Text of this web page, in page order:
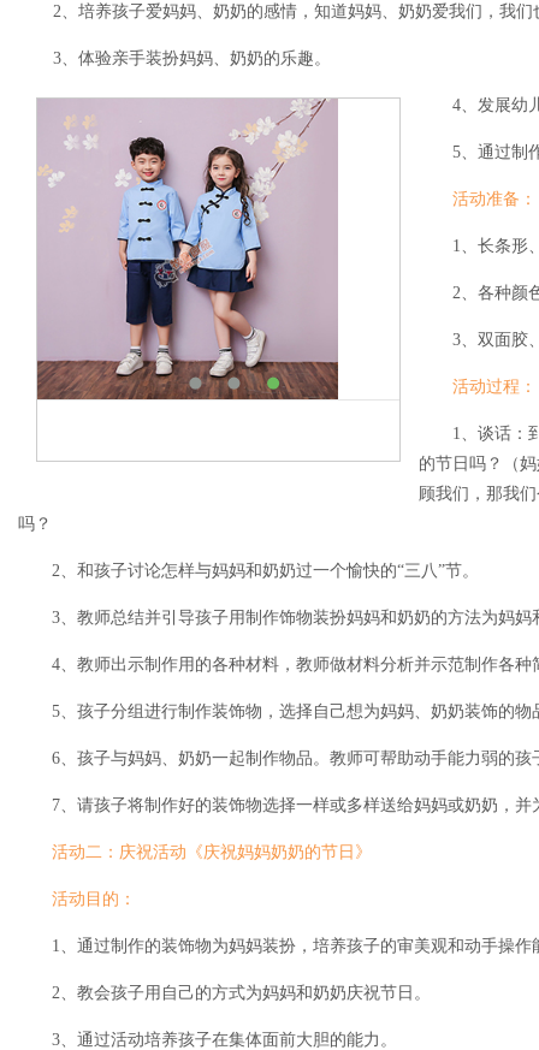
2、培养孩子爱妈妈、奶奶的感情，知道妈妈、奶奶爱我们，我
3、体验亲手装扮妈妈、奶奶的乐趣。
4、发展幼
5、通过制
活动准备：
1、长条形
2、各种颜
3、双面胶
活动过程：
1、谈话：
的节日吗？（
顾我们，那我
吗？
2、和孩子讨论怎样与妈妈和奶奶过一个愉快的“三八”节。
3、教师总结并引导孩子用制作饰物装扮妈妈和奶奶的方法为妈妈
4、教师出示制作用的各种材料，教师做材料分析并示范制作各种
5、孩子分组进行制作装饰物，选择自己想为妈妈、奶奶装饰的物
6、孩子与妈妈、奶奶一起制作物品。教师可帮助动手能力弱的孩
7、请孩子将制作好的装饰物选择一样或多样送给妈妈或奶奶，并
活动二：庆祝活动《庆祝妈妈奶奶的节日》
活动目的：
1、通过制作的装饰物为妈妈装扮，培养孩子的审美观和动手操
2、教会孩子用自己的方式为妈妈和奶奶庆祝节日。
3、通过活动培养孩子在集体面前大胆的能力。